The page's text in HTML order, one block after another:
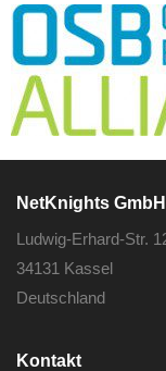
NetKnights GmbH
Ludwig-Erhard-Str.
34131 Kassel
Deutschland
Kontakt